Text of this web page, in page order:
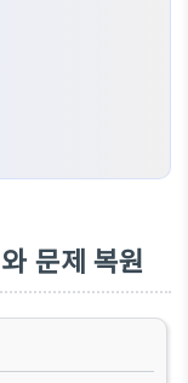
문제 복원